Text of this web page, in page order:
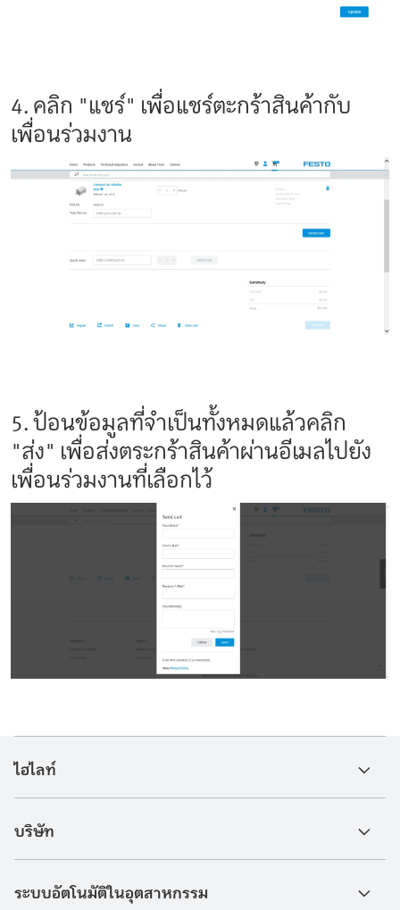
4. คลิก "แชร์" เพื่อแชร์ตะกร้าสินค้ากับ
เพื่อนร่วมงาน
5. ป้อนข้อมูลที่จำเป็นทั้งหมดแล้วคลิก
"ส่ง" เพื่อส่งตระกร้าสินค้าผ่านอีเมลไปยัง
เพื่อนร่วมงานที่เลือกไว้
ไฮไลท์
บริษัท
ระบบอัตโนมัติในอุตสาหกรรม